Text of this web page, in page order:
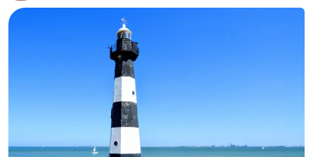
Vlaanderen
-
Retranchement